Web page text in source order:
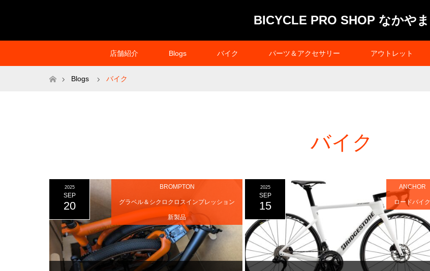
BICYCLE PRO SHOP なかやま
店舗紹介 Blogs バイク パーツ＆アクセサリー アウトレット
ホームBlogs バイク
バイク
2025
SEP
20
BROMPTON
グラベル＆シクロクロスインプレッション
新製品
2025
SEP
15
ANCHOR
ロードバイク